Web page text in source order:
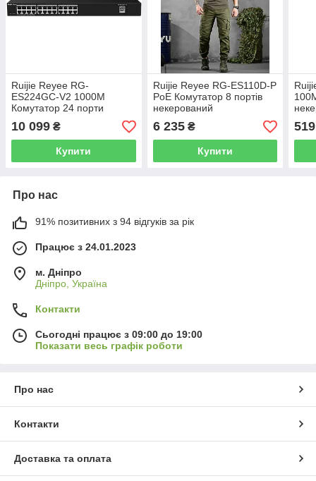
Ruijie Reyee RG-
ES224GC-V2 1000M
Комутатор 24 порти
керований
10 099 ₴
Купити
Ruijie Reyee RG-ES110D-P
PoE Комутатор 8 портів
некерований
6 235₴
Купити
519
Про нас
91% позитивних з 94 відгуків за рік
Працює з 24.01.2023
м. Дніпро
Дніпро, Україна
Контакти
Сьогодні працює з 09:00 до 19:00
Показати весь графік роботи
Про нас
Контакти
Доставка та оплата